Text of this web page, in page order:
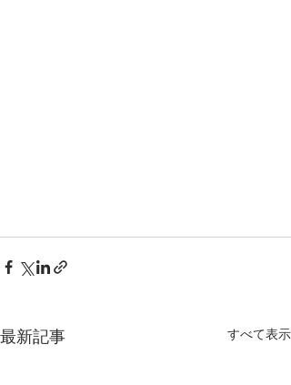
最新記事 すべて表示